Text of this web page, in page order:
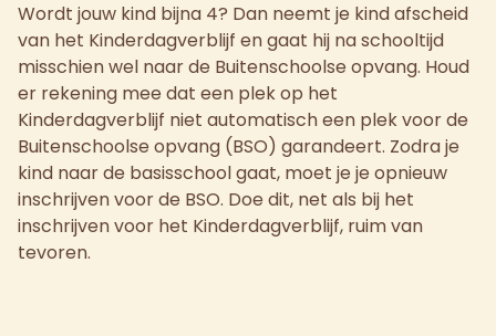
Wordt jouw kind bijna 4? Dan neemt je kind afscheid
van het Kinderdagverblijf en gaat hij na schooltijd
misschien wel naar de Buitenschoolse opvang. Houd
er rekening mee dat een plek op het
Kinderdagverblijf niet automatisch een plek voor de
Buitenschoolse opvang (BSO) garandeert. Zodra je
kind naar de basisschool gaat, moet je je opnieuw
inschrijven voor de BSO. Doe dit, net als bij het
inschrijven voor het Kinderdagverblijf, ruim van
tevoren.